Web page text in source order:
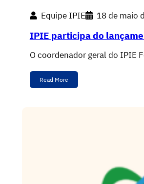
Equipe IPIE 18 de maio
IPIE participa do
O coordenador geral do IPIE
Read More